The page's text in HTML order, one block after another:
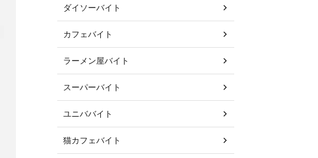
ダイソーバイト
カフェバイト
ラーメン屋バイト
スーパーバイト
ユニババイト
猫カフェバイト